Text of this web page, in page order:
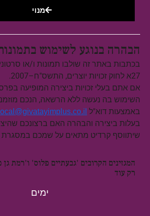
מנוי
הבהרה בנוגע לשימוש
בכתבות באתר זה שולבו תמונות ו/או
27א לחוק זכויות יוצרים, התשס"ח–2007.
אם אתם בעלי זכויות ביצירה המופיעה
השימוש בה נעשה ללא הרשאה, הנכם
באמצעות דוא"ל local@givatayimplus.co.il
בעלות ביצירה והבהרה האם ברצונכם
שיתווסף קרדיט מתאים על שמכם
המגזינים הקרובים 'גבעתיים פלוס' ו'רמת גן
רק עוד
ימים